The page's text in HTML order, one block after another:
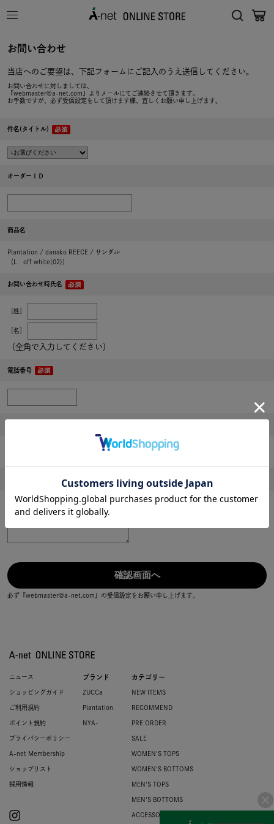
お問い合わせ
当店へのご要望は、下記フォームにご記入のうえ送信してください。
お問い合わせに対しましては、
『webmaster@a-net.com』よりメールにてご連絡させて頂きます。
お手数ですが、必ず受信設定をして頂けます様、宜しくお願い申し上げます。
件名(タイトル)
オーダーＩＤ
商品名
Plantation / dansko REECE / サンダル
（L off white(02)）
お問い合わせ時氏名
［姓］
［名］
（全角で入力してください）
電話番号
必ず『webmaster@a-net.com』の受信設定をお願い申し上げます。
ニュース
ショッピングガイド
ご利用規約
ポイント規約
プライバシーポリシー
A-net Membership
ショップリスト
採用情報
ブランド
ZUCCa
Plantation
NYA-
カテゴリー
NEW ITEMS
RECOMMEND
PRE ORDER
SALE
WOMEN'S TOPS
WOMEN'S BOTTOMS
MEN'S TOPS
MEN'S BOTTOMS
ACCESSORIES